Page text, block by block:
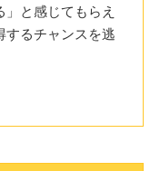
と感じてもらえ
するチャンスを逃